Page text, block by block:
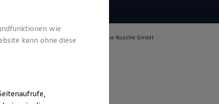
für die Inhalte auf dieser Seite ist die Rusche GmbH
wie
kann ohne diese